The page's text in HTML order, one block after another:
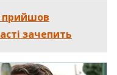
прийшов
зачепить